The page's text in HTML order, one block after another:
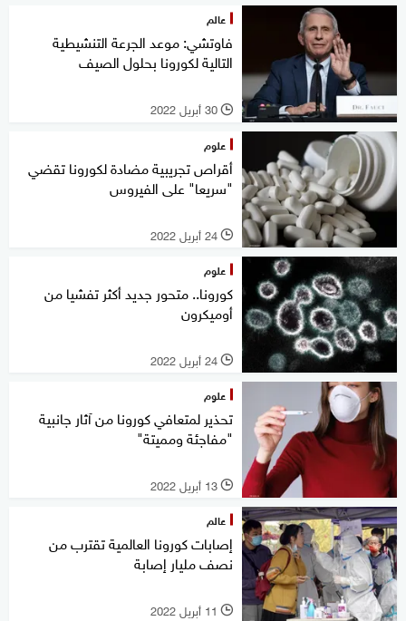
عالم
فاوتشي: موعد الجرعة التنشيطية
التالية لكورونا بحلول الصيف
l 30 أبريل 2022
علوم
أقراص تجريبية مضادة لكورونا تقضي
"سريعا" على الفيروس
l 24 أبريل 2022
علوم
كورونا.. متحور جديد أكثر تفشيا من
أوميكرون
l 24 أبريل 2022
علوم
تحذير لمتعافي كورونا من آثار جانبية
"مفاجئة ومميتة"
l 13 أبريل 2022
عالم
إصابات كورونا العالمية تقترب من
نصف مليار إصابة
l 11 أبريل 2022